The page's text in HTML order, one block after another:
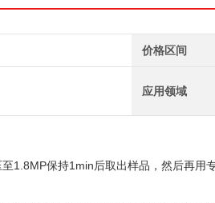
价格区间
应用领域
1.8MP保持1min后取出样品，然后再用